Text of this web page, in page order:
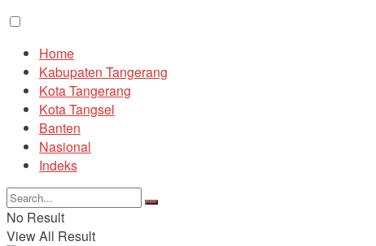
Home
Kabupaten Tangerang
Kota Tangerang
Kota Tangsel
Banten
Nasional
Indeks
No Result
View All Result